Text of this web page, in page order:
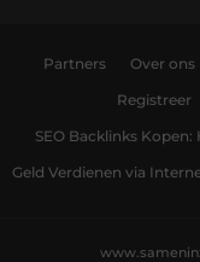
Partners Over ons
Registreer
SEO Backlinks
Geld Verdienen via